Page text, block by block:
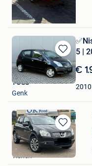
Sagad hassan
Deurne
Bewaren
in
Mijn
Favorieten
5 |
€
2010
TOSS
Genk
Bewaren
in
Mijn
Favorieten
dirshka
Tienen